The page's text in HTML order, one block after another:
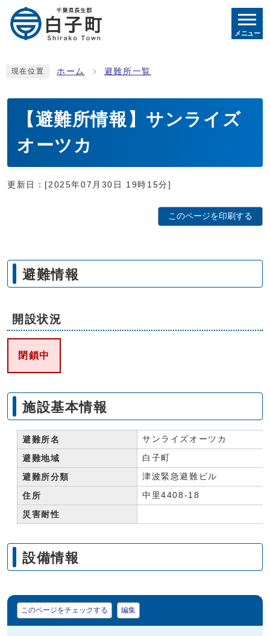
メニュー
現在位置 ホーム 避難所一覧
【避難所情報】サンライズ
オーツカ
更新日：[2025年07月30日 19時15分]
避難情報
開設状況
閉鎖中
施設基本情報
避難所名 サンライズオーツカ
避難地域 白子町
避難所分類 津波緊急避難ビル
住所 中里4408-18
災害耐性
設備情報
マイページ
このページをチェックする 編集